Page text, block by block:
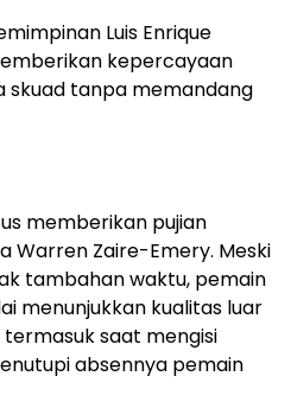
Luis Enrique
kepercayaan
skuad tanpa memandang
memberikan pujian
Warren Zaire-Emery. Meski
tambahan waktu, pemain
menunjukkan kualitas luar
saat mengisi
absennya pemain